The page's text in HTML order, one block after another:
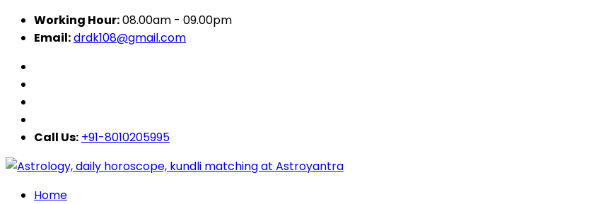
Working Hour:08.00am - 09.00pm
Email:drdk108@gmail.com
Call Us: +91-8010205995
Home